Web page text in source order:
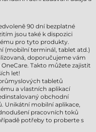
90 dní bezplatné
jsou také k dispozici
pro tyto produkty.
(mobilní terminál, tablet atd.)
doporučujeme vám
Takto můžete zajistit
let!
tabletů
a vlastních aplikací
obchodní
Unikátní mobilní aplikace,
pracovních toků
potřeby to proberte s